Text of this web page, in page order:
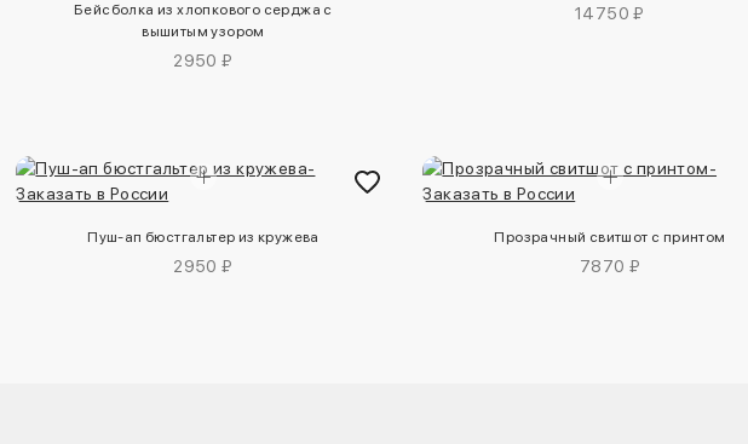
Бейсболка из хлопкового серджа с
вышитым узором
2950 ₽
14750 ₽
Пуш-ап бюстгальтер из кружева
2950 ₽
Прозрачный свитшот с принтом
7870 ₽